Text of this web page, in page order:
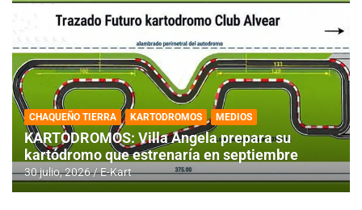
CHAQUEÑO TIERRA KARTODROMOS MEDIOS
KARTODROMOS: Villa Angela prepara su
kartódromo que estrenaría en septiembre
30 julio, 2026 E-Kart